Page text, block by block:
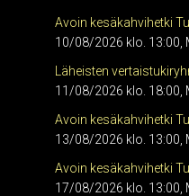
Avoin kesäkahvihetki
10/08/2026 klo. 13:00,
Läheisten
11/08/2026 klo. 18:00,
Avoin kesäkahvihetki
13/08/2026 klo. 13:00,
Avoin kesäkahvihetki
17/08/2026 klo. 13:00,